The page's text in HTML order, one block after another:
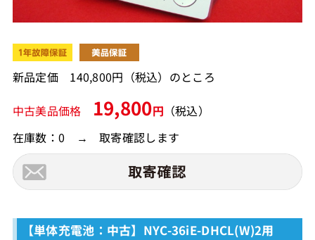
新品定価 140,800円（税込）のところ
中古美品価格 19,800円 （税込）
在庫数：0 → 取寄確認します
【単体充電池：中古】NYC-36iE-DHCL(W)2用